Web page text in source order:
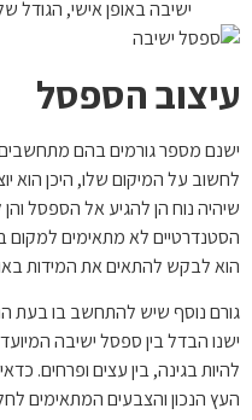
ישיבה באופן אישי, הגודל
עיצוב הספסל
ישנם מספר גורמים בהם
לחשוב על המיקום שלו, היכן הוא
שיהיה נוח הן להגיע אל הספסל
הסטנדרטיים לא מתאימים
הוא לבקש להתאים את המידות
גורם נוסף שיש להתחשב בו בעת
ישנו הבדל בין ספסל ישיבה
להיות בגינה, בין עצים ופרחים.
העץ הנכון והצבעים המתאימים